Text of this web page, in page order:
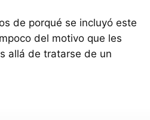
de porqué se incluyó este
del motivo que les
allá de tratarse de un